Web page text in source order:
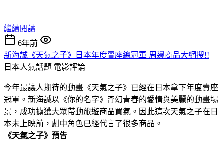
繼續閱讀
6年前
新海誠《天氣之子》日本年度賣座總冠軍 周邊商品大網搜!!
日本人氣話題 電影評論
今年最讓人期待的動畫《天氣之子》已經在日本拿下年度賣座
冠軍。新海誠以《你的名字》奇幻青春的愛情與美麗的動畫場
景，成功擄獲大眾帶動旅遊商品買氣。因此這次天氣之子在日
本未上映前，劇中角色已經代言了很多商品。
《天氣之子》預告